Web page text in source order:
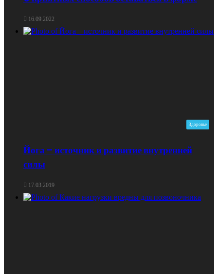
16.09.2022
Здоровье
Йога – источник и развитие внутренней
силы
17.03.2019